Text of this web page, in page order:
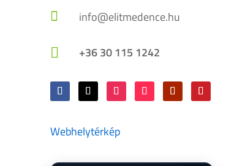
 info@elitmedence.hu
 +36 30 115 1242
Webhelytérkép